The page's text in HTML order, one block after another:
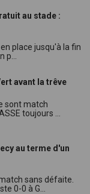
au stade :
place jusqu'à la fin
p...
avant la trêve
sont match
toujours ...
au terme d'un
sans défaite.
0-0 à G...